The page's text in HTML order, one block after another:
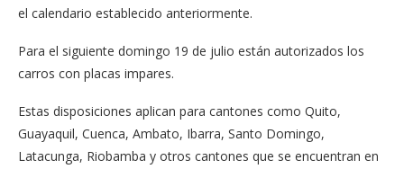
el calendario establecido anteriormente.
Para el siguiente domingo 19 de julio están autorizados los
carros con placas impares.
Estas disposiciones aplican para cantones como Quito,
Guayaquil, Cuenca, Ambato, Ibarra, Santo Domingo,
Latacunga, Riobamba y otros cantones que se encuentran en